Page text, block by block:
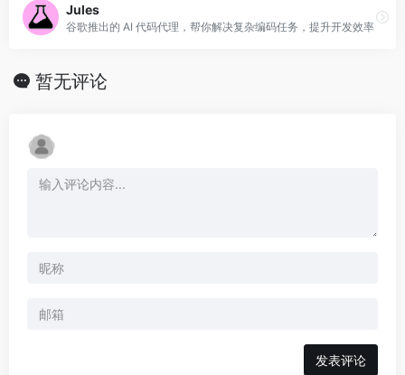
Jules
谷歌推出的 AI 代码代理，帮你解决复杂编码任务，提升开发效率
暂无评论
发表评论